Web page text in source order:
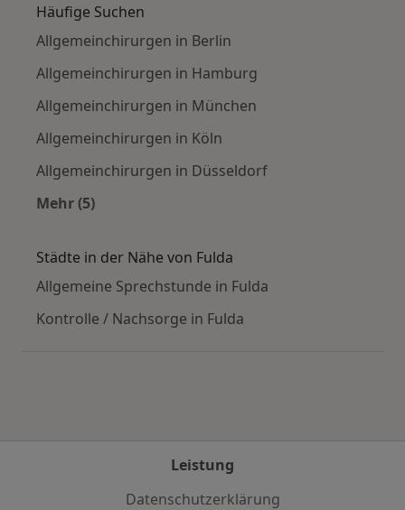
Häufige Suchen
Allgemeinchirurgen in Berlin
Allgemeinchirurgen in Hamburg
Allgemeinchirurgen in München
Allgemeinchirurgen in Köln
Allgemeinchirurgen in Düsseldorf
Mehr (5)
Städte in der Nähe von Fulda
Allgemeine Sprechstunde in Fulda
Kontrolle / Nachsorge in Fulda
Leistung
Datenschutzerklärung